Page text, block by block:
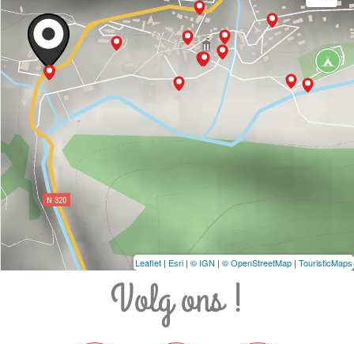
Leaflet | Esri | © IGN | © OpenStreetMap | TouristicMaps
Volg ons !